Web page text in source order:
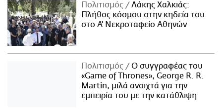
Πολιτισμός
Λάκης Χαλκιάς:
Πλήθος κόσμου στην κηδεία του
στο Α' Νεκροταφείο Αθηνών
Πολιτισμός
Ο συγγραφέας του
«Game of Thrones», George R. R.
Martin, μιλά ανοιχτά για την
εμπειρία του με την κατάθλιψη